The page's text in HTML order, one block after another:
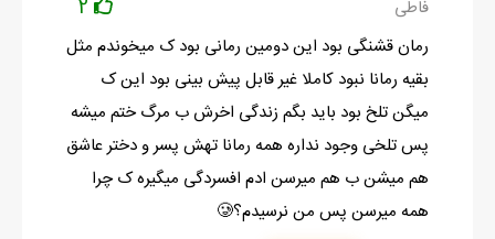
- وقتی توی زندگی خودم به جز رنگ سیاه و سفید هیچ رنگی وجود
نداره، وقتی تمام این اتاق رو خودم رنگ سیاه زدم، این توقع زیادیه که
نقاشیِ رنگی بکشم.
دکتر سایمون از روی تخت بلند شد به اتاق نگاه کرد. این اتاق حتی
پنجره هم نداشت. رو به او گفت:
- برای زندگی کردن باید تلاش کنی، رنگ رو وارد زندگیت کنی تا بتونی
تصمیم بگیری و از یکنواختی دربیای.
فاطی 2
رمان قشنگی بود این دومین رمانی بود ک میخوندم مثل
بقیه رمانا نبود کاملا غیر قابل پیش بینی بود این ک
میگن تلخ بود باید بگم زندگی اخرش ب مرگ ختم میشه
پس تلخی وجود نداره همه رمانا تهش پسر و دختر عاشق
هم میشن ب هم میرسن ادم افسردگی میگیره ک چرا
همه میرسن پس من نرسیدم؟🥲